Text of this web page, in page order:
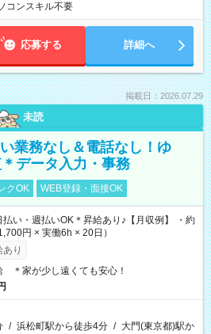
コンスキル不要
応募する 詳細へ
掲載日：2026.07.29
未読
業務なし＆電話なし！ゆ
データ入力・事務
クOK WEB登録・面接OK
い・週払いOK＊昇給あり♪【月収例】 ・約
円 × 実働6h × 20日）
り
＊家が少し遠くても安心！
/ 浜松町駅から徒歩4分 / 大門(東京都)駅か